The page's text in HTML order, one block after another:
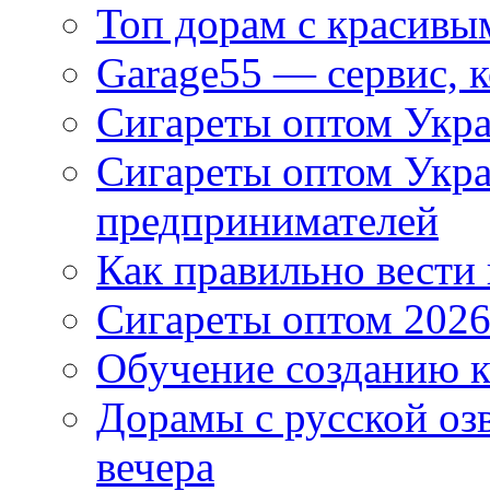
Топ дорам с
Garage55 — сервис,
Сигареты оптом
Сигареты оптом
предпринимателей
Как правильно
Сигареты оптом
Обучение созданию
Дорамы с русской
вечера